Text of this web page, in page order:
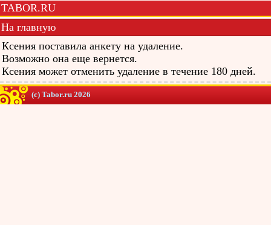
TABOR.RU
На главную
Ксения поставила анкету на удаление.
Возможно она еще вернется.
Ксения может отменить удаление в течение 180 дней.
(c) Tabor.ru 2026